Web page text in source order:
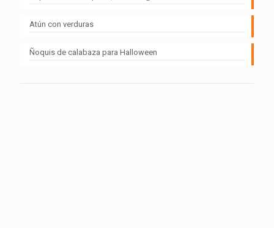
Atún con verduras
Ñoquis de calabaza para Halloween